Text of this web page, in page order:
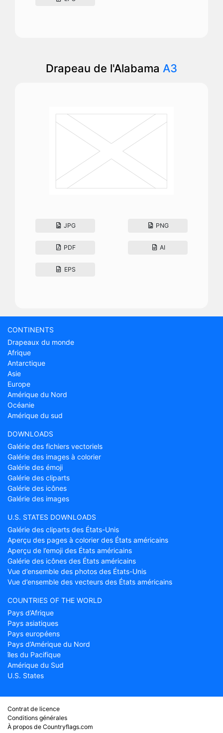
Drapeau de l'Alabama A3
JPG PNG
PDF AI
EPS
CONTINENTS
Drapeaux du monde
Afrique
Antarctique
Asie
Europe
Amérique du Nord
Océanie
Amérique du sud
DOWNLOADS
Galérie des fichiers vectoriels
Galérie des images à colorier
Galérie des émoji
Galérie des cliparts
Galérie des icônes
Galérie des images
U.S. STATES DOWNLOADS
Galérie des cliparts des États-Unis
Aperçu des pages à colorier des États américains
Aperçu de l’emoji des États américains
Galérie des icônes des États américains
Vue d’ensemble des photos des États-Unis
Vue d’ensemble des vecteurs des États américains
COUNTRIES OF THE WORLD
Pays d’Afrique
Pays asiatiques
Pays européens
Pays d’Amérique du Nord
îles du Pacifique
Amérique du Sud
U.S. States
Contrat de licence
Conditions générales
À propos de Countryflags.com